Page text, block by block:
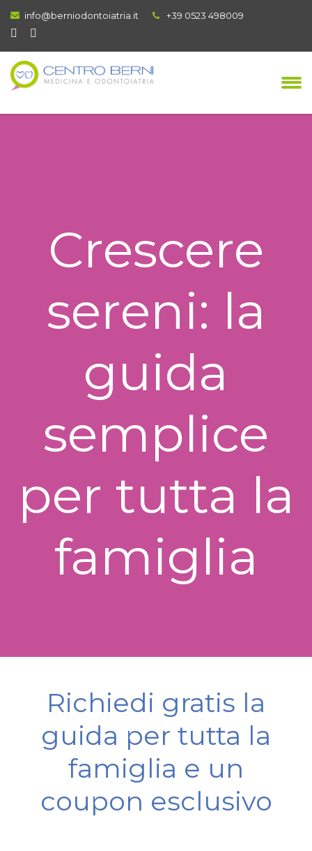
info@berniodontoiatria.it +39 0523 498009
Crescere
sereni: la
guida
semplice
per tutta la
famiglia
Richiedi gratis la
guida per tutta la
famiglia e un
coupon esclusivo